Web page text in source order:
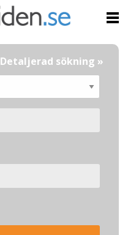
Detaljerad sökning »